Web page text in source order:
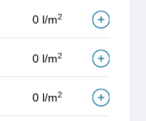
0 l/m2
0 l/m2
0 l/m2